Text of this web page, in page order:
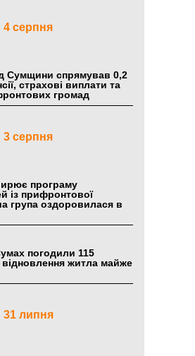
4 серпня
Сумщини спрямував 0,2
страхові виплати та
громад
3 серпня
програму
із прифронтової
група оздоровилася в
погодили 115
відновлення житла майже
31 липня